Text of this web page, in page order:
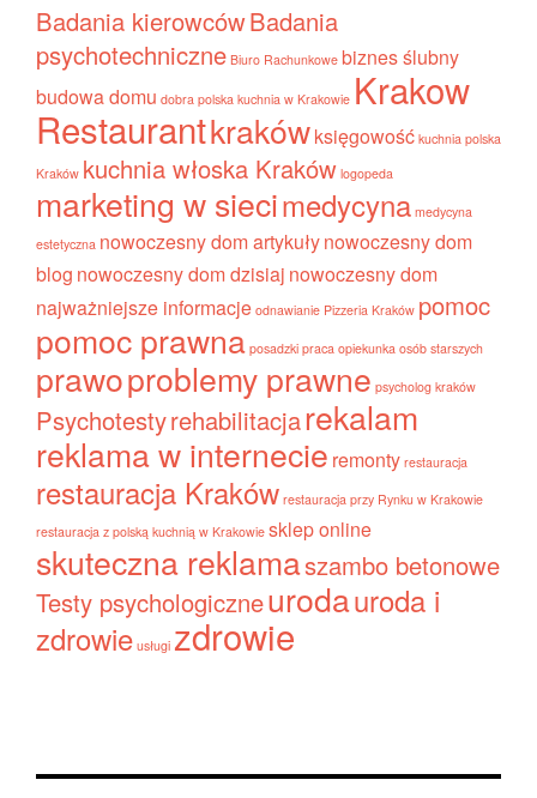
Badania kierowcówBadania
psychotechniczne Biuro Rachunkowe biznes ślubny
budowa domu dobra polska kuchnia w Krakowie Krakow
Restaurantkrakówksięgowość kuchnia polska
Kraków kuchnia włoska Kraków logopeda
marketing w siecimedycyna medycyna
estetyczna nowoczesny dom artykułynowoczesny dom
blog nowoczesny dom dzisiaj nowoczesny dom
najważniejsze informacje odnawianie Pizzeria Kraków pomoc
pomoc prawna posadzki praca opiekunka osób starszych
prawoproblemy prawne psycholog kraków
Psychotestyrehabilitacjarekalam
reklama w internecie remonty restauracja
restauracja Kraków restauracja przy Rynku w Krakowie
restauracja z polską kuchnią w Krakowie sklep online
skuteczna reklamaszambo betonowe
Testy psychologiczneurodauroda i
zdrowie usługi zdrowie